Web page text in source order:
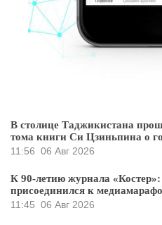
В столице Таджикистана
тома книги Си Цзиньпина о
11:56 06 Авг 2026
К 90-летию журнала
присоединился к
11:45 06 Авг 2026